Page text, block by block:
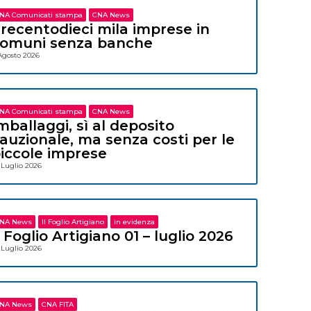
Comunicati stampa CNA News
mila imprese in
senza banche
2026
Comunicati stampa CNA News
sì al deposito
ma senza costi per le
imprese
Luglio 2026
News Il Foglio Artigiano in evidenza
Foglio Artigiano 01 – luglio 2026
Luglio 2026
News CNA FITA